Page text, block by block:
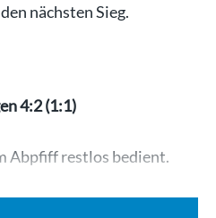
nächsten Sieg.
4:2 (1:1)
Abpfiff restlos bedient.